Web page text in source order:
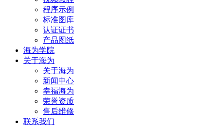
程序示例
标准图库
认证证书
产品图纸
海为学院
关于海为
关于海为
新闻中心
幸福海为
荣誉资质
售后维修
联系我们